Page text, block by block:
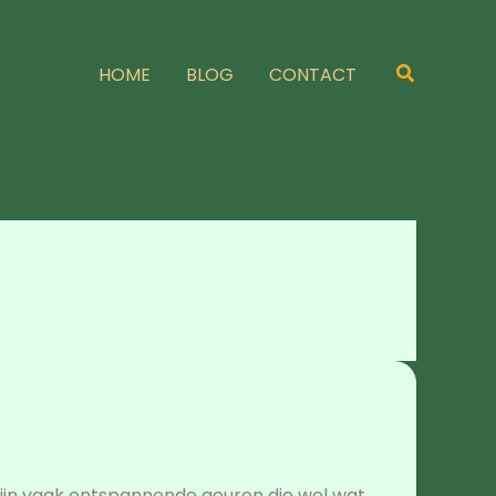
HOME BLOG CONTACT Zoeken